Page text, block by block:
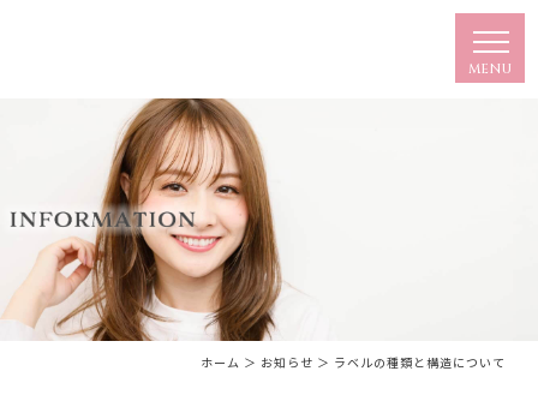
ホーム ＞ お知らせ ＞ ラベルの種類と構造について